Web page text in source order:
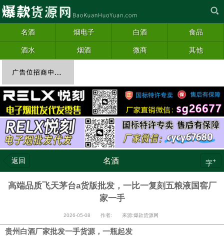
名酒 烟电子 白酒 食品
酒水 烟酒 微商 其他
返回 名酒 字+
高端品质飞天茅台a货版批发，一比一复刻五粮液国窖厂
家一手
2026-05-08 作者: 来源:爆款货源网
贵州白酒厂家批发一手货源，一瓶起发